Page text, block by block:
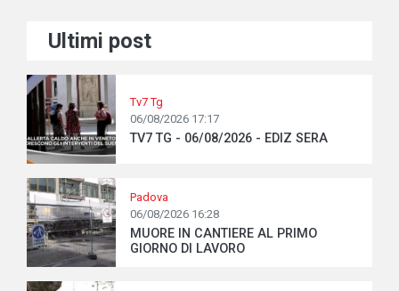
Ultimi post
Tv7 Tg
06/08/2026 17:17
TV7 TG - 06/08/2026 - EDIZ SERA
Padova
06/08/2026 16:28
MUORE IN CANTIERE AL PRIMO
GIORNO DI LAVORO